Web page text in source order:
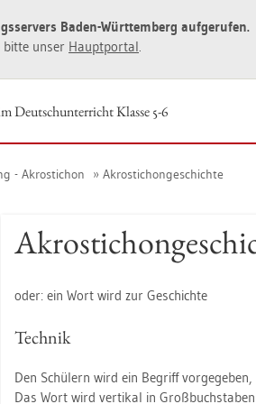
Baden-Würt­tem­berg auf­ge­ru­fen.
bitte unser Haupt­por­tal.
Deutsch­un­ter­richt Klas­se 5-6
- Akrosti­chon Akrosti­chon­ge­schich­te
oder: ein Wort wird zur Ge­schich­te
Tech­nik
Den Schü­lern wird ein Be­griff
Das Wort wird ver­ti­kal in